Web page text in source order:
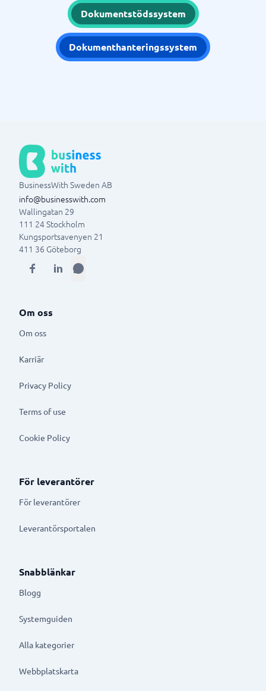
Dokumentstödssystem
Dokumenthanteringssystem
BusinessWith Sweden AB
info@businesswith.com
Wallingatan 29
111 24Stockholm
Kungsportsavenyen 21
411 36 Göteborg
Om oss
Om oss
Karriär
Privacy Policy
Terms of use
Cookie Policy
För leverantörer
För leverantörer
Leverantörsportalen
Snabblänkar
Blogg
Systemguiden
Alla kategorier
Webbplatskarta